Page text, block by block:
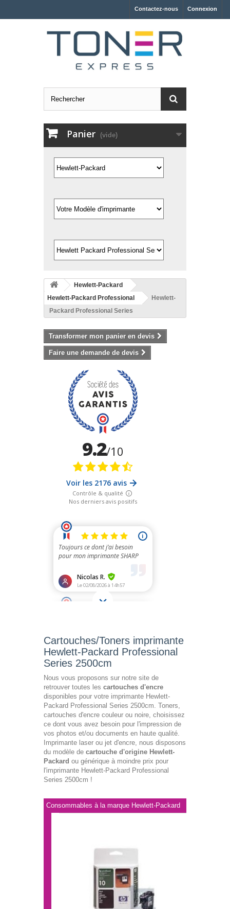
Connexion
Contactez-nous
Panier (vide)
Hewlett-Packard
Hewlett-Packard Professional
Hewlett-
Packard Professional Series
Transformer mon panier en devis
Faire une demande de devis
Cartouches/Toners imprimante
Hewlett-Packard Professional
Series 2500cm
Nous vous proposons sur notre site de
retrouver toutes les cartouches d'encre
disponibles pour votre imprimante Hewlett-
Packard Professional Series 2500cm. Toners,
cartouches d'encre couleur ou noire, choisissez
ce dont vous avez besoin pour l'impression de
vos photos et/ou documents en haute qualité.
Imprimante laser ou jet d'encre, nous disposons
du modèle de cartouche d'origine Hewlett-
Packard ou générique à moindre prix pour
l'imprimante Hewlett-Packard Professional
Series 2500cm !
Consommables à la marque Hewlett-Packard